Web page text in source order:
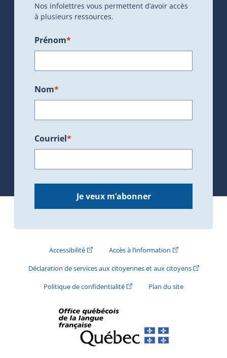
Nos infolettres vous permettent d’avoir accès
à plusieurs ressources.
Prénom*
Nom*
Courriel*
Je veux m’abonner
Accessibilité(Cet hyperlien externe s'ouvrira dans une
Accès à l’information(Cet hyperlien
Déclaration de services aux citoyennes et aux citoyens(Cet
Politique de confidentialité(Cet hyperlien externe s'ouvrira
Plan du site